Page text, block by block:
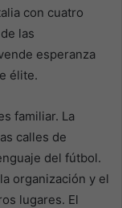
con cuatro
las
esperanza
élite.
familiar. La
calles de
del fútbol.
organización y el
lugares. El